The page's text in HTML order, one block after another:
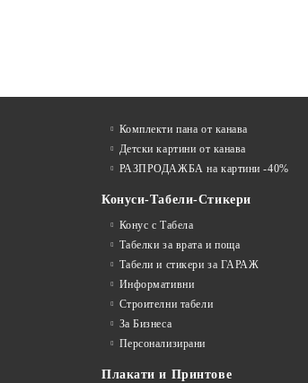
Комплекти пана от канава
Детски картини от канава
РАЗПРОДАЖБА на картини -40%
Конуси-Табели-Стикери
Конус с Табела
Табелки за врата и поща
Табели и стикери за ГАРАЖ
Информативни
Строителни табели
За Бизнеса
Персонализирани
Плакати и Принтове